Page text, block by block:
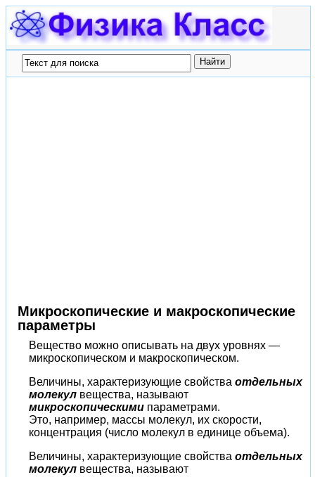
Микроскопические и макроскопические
параметры
Вещество можно описывать на двух уровнях —
микроскопическом и макроскопическом.
Величины, характеризующие свойства отдельных
молекул вещества, называют
микроскопическими параметрами.
Это, например, массы молекул, их скорости,
концентрация (число молекул в единице объема).
Величины, характеризующие свойства отдельных
молекул вещества, называют